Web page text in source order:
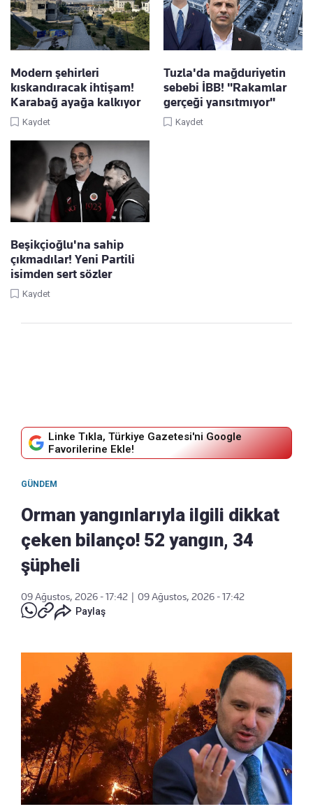
Modern şehirleri
kıskandıracak ihtişam!
Karabağ ayağa kalkıyor
Kaydet
Tuzla'da mağduriyetin
sebebi İBB! "Rakamlar
gerçeği yansıtmıyor"
Kaydet
Beşikçioğlu'na sahip
çıkmadılar! Yeni Partili
isimden sert sözler
Kaydet
Linke Tıkla, Türkiye Gazetesi'ni Google
Favorilerine Ekle!
GÜNDEM
Orman yangınlarıyla ilgili dikkat
çeken bilanço! 52 yangın, 34
şüpheli
09 Ağustos, 2026 - 17:42
09 Ağustos, 2026 - 17:42
Paylaş